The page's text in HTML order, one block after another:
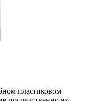
пластиковом